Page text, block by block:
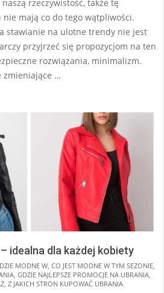
rzeczywistość, także tę
mają co do tego wątpliwości.
stawianie na ulotne trendy nie jest
przyjrzeć się propozycjom na ten
rozwiązania, minimalizm.
zmieniające …
idealna dla każdej kobiety
MODNE W CO JEST MODNE W TYM SEZONIE
GDZIE NAJLEPSZE PROMOCJE NA UBRANIA
Z JAKICH STRON KUPOWAĆ UBRANIA